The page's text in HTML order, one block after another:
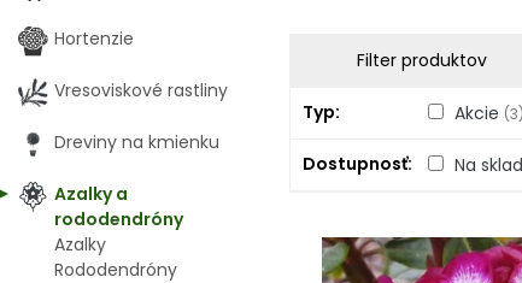
Filter produktov
Typ Akcie (3)
Dostupnosť Na
Hortenzie
Vresoviskové rastliny
Dreviny na kmienku
Azalky a
rododendróny
Azalky
Rododendróny